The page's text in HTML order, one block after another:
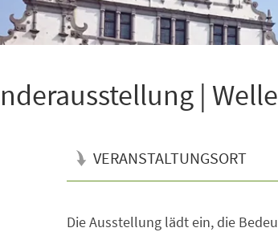
|
VERANSTALTUNGSORT
Die Ausstellung lädt ein, die